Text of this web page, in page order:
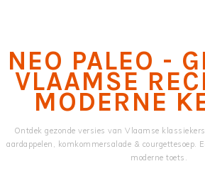
content
sidebar
NEO PALEO -
VLAAMSE
MODERNE
Ontdek gezonde versies van Vlaamse
aardappelen, komkommersalade & courgettesoep.
moderne toets.